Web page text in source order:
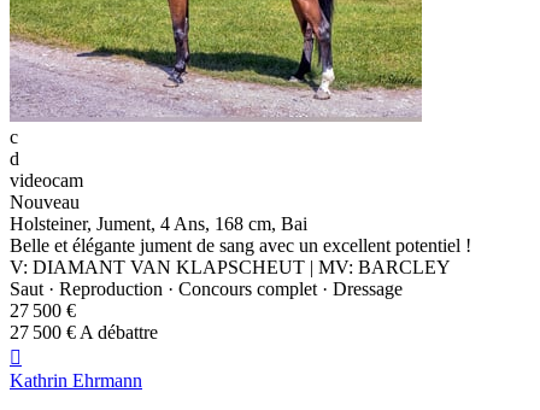
c
d
videocam
Nouveau
Holsteiner, Jument, 4 Ans, 168 cm, Bai
Belle et élégante jument de sang avec un excellent potentiel !
V: DIAMANT VAN KLAPSCHEUT | MV: BARCLEY
Saut · Reproduction · Concours complet · Dressage
27 500 €
27 500 € A débattre

Kathrin Ehrmann